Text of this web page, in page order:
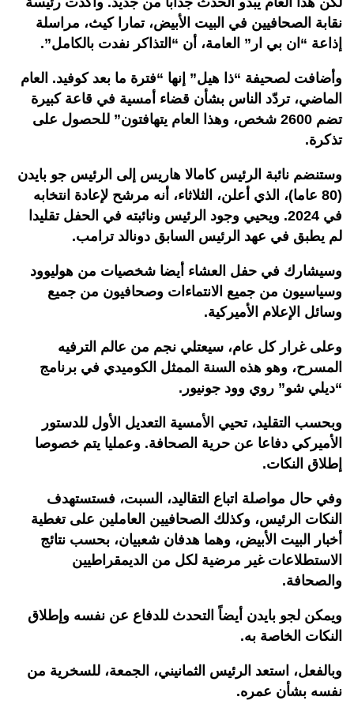
نقابة الصحافيين في البيت الأبيض، تمارا كيث، مراسلة
إذاعة “ان بي ار” العامة، أن “التذاكر نفدت بالكامل”.
وأضافت لصحيفة “ذا هيل” إنها “فترة ما بعد كوفيد. العام
الماضي، تردّد الناس بشأن قضاء أمسية في قاعة كبيرة
تضم 2600 شخص، وهذا العام يتهافتون” للحصول على
تذكرة.
وستنضم نائبة الرئيس كامالا هاريس إلى الرئيس جو بايدن
(80 عاما)، الذي أعلن، الثلاثاء، أنه مرشح لإعادة انتخابه
في 2024. ويحيي وجود الرئيس ونائبته في الحفل تقليدا
لم يطبق في عهد الرئيس السابق دونالد ترامب.
وسيشارك في حفل العشاء أيضا شخصيات من هوليوود
وسياسيون من جميع الانتماءات وصحافيون من جميع
وسائل الإعلام الأميركية.
وعلى غرار كل عام، سيعتلي نجم من عالم الترفيه
المسرح، وهو هذه السنة الممثل الكوميدي في برنامج
“ديلي شو” روي وود جونيور.
وبحسب التقليد، تحيي الأمسية التعديل الأول للدستور
الأميركي دفاعا عن حرية الصحافة. وعمليا يتم خصوصا
إطلاق النكات.
وفي حال مواصلة اتباع التقاليد، السبت، فستستهدف
النكات الرئيس، وكذلك الصحافيين العاملين على تغطية
أخبار البيت الأبيض، وهما هدفان شعبيان، بحسب نتائج
الاستطلاعات غير مرضية لكل من الديمقراطيين
والصحافة.
ويمكن لجو بايدن أيضاً التحدث للدفاع عن نفسه وإطلاق
النكات الخاصة به.
وبالفعل، استعد الرئيس الثمانيني، الجمعة، للسخرية من
نفسه بشأن عمره.